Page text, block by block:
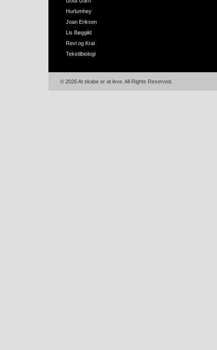
Hurlumhey
Joan Eriksen
Lis Bøggild
Revl og Krat
Tekstilbiologi
© 2026 At skabe er at leve. All Rights Reserved.